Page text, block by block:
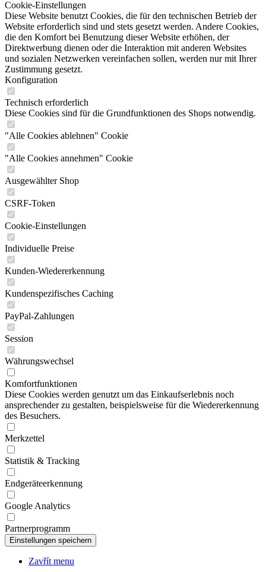
Website erforderlich sind und stets gesetzt werden. Andere Cookies,
die den Komfort bei Benutzung dieser Website erhöhen, der
Direktwerbung dienen oder die Interaktion mit anderen Websites
und sozialen Netzwerken vereinfachen sollen, werden nur mit Ihrer
Zustimmung gesetzt.
Konfiguration
Technisch erforderlich
Diese Cookies sind für die Grundfunktionen des Shops notwendig.
"Alle Cookies ablehnen" Cookie
"Alle Cookies annehmen" Cookie
Ausgewählter Shop
CSRF-Token
Cookie-Einstellungen
Individuelle Preise
Kunden-Wiedererkennung
Kundenspezifisches Caching
PayPal-Zahlungen
Session
Währungswechsel
Komfortfunktionen
Diese Cookies werden genutzt um das Einkaufserlebnis noch
ansprechender zu gestalten, beispielsweise für die Wiedererkennung
des Besuchers.
Merkzettel
Statistik & Tracking
Endgeräteerkennung
Google Analytics
Partnerprogramm
Zavřít menu
CZE